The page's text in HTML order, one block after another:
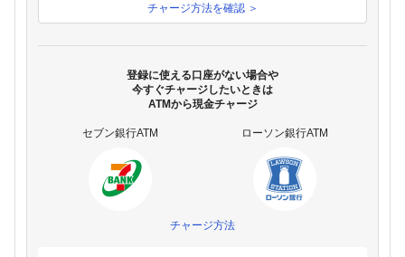
チャージ方法を確認 ＞
登録に使える口座がない場合や
今すぐチャージしたいときは
ATMから現金チャージ
セブン銀行ATM ローソン銀行ATM
チャージ方法